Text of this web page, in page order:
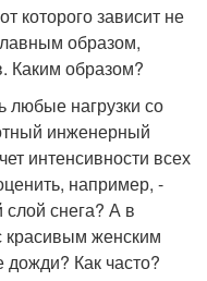
которого зависит не
образом,
Каким образом?
нагрузки со
инженерный
интенсивности всех
например, -
снега? А в
красивым женским
Как часто?